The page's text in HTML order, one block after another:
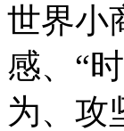
世界小
感、“
为、攻